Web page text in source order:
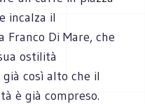
incalza il
Di Mare, che
ostilità
così alto che il
è già compreso.